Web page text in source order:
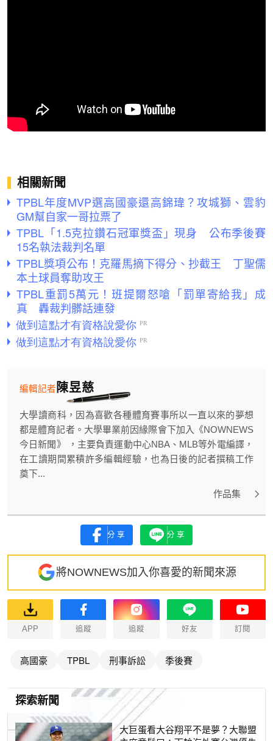
相關新聞
TPBL年度MVP選高國豪還高錦瑋？攻城獅、雲豹
GM幫自家一哥拉票了
TPBL「1.5克拉鑽石冠軍獎盃」現身 公布季後賽
15名執法裁判名單
TPBL獎項公布！克羅馬摘下得分、抄截王 丁聖儒
本土球員奪助攻王
TPBL重罰5萬元！班提爾怒嗆「罰單寄給我」成
真 轟裁判髒話連發
陳昱慈
編輯記者
大學讀商科，因為喜歡各種體育賽事所以一直以來的夢想
都是體育記者。大學畢業前因緣際會下加入《NOWNEWS
今日新聞》 ，主要負責運動中心NBA、MLB等外電編譯，
在工讀期間累積許多編輯經驗，也為日後的記者撰稿工作
奠下...
作品集
分享 分享
將NOWNEWS加入你喜愛的新聞來源
APP 追蹤 追蹤 好友 訂閱
高國豪 TPBL 刑事訴訟 季後賽
探索新聞
大巨蛋看大谷翔平不是夢？大聯盟